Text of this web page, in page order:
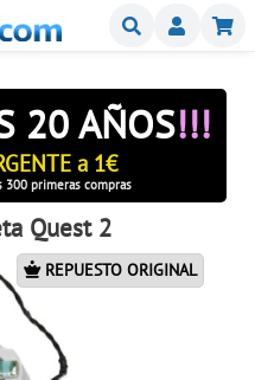
Buscar
20 AÑOS!!!
a 1€
300 primeras compras
Quest 2
REPUESTO ORIGINAL